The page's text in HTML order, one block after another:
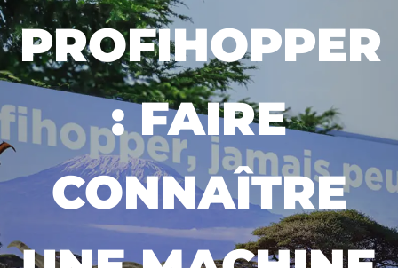
PROFIHOPPER
: FAIRE
CONNAÎTRE